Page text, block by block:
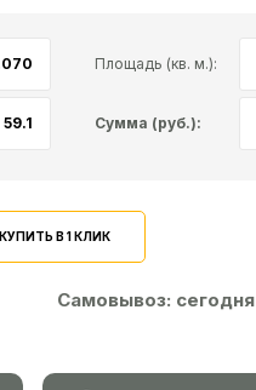
Площадь (кв. м.):
Сумма (руб.):
КУПИТЬ В 1 КЛИК
Самовывоз: сегодня